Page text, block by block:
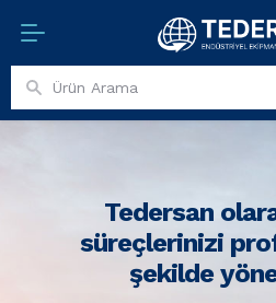
Tedersan
süreçlerinizi
şekilde